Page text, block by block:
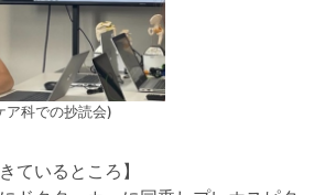
科での抄読会)
ているところ】